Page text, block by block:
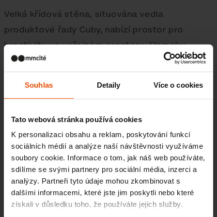
Souhlas Detaily Více o cookies
Tato webová stránka používá cookies
K personalizaci obsahu a reklam, poskytování funkcí
sociálních médií a analýze naší návštěvnosti využíváme
soubory cookie. Informace o tom, jak náš web používáte,
sdílíme se svými partnery pro sociální média, inzerci a
analýzy. Partneři tyto údaje mohou zkombinovat s
dalšími informacemi, které jste jim poskytli nebo které
získali v důsledku toho, že používáte jejich služby.
Velká křídová stěna, situována vedla
produktové řady Cuby, nabízí prostor pro
kreativitu ve veřejném prostoru. Hamaky
a lehátka Rivage povzbuzují k relaxaci
a pozorování okolí. Piknikové sety Rautster
zase osloví skupiny sousedů a přátel.
vybízejí, aby si každý našel v parku místo, ve
kterém se bude cítit dobře. Ať už pod sluncem,
nebo pod vzrostlými stromy.
Obyvatelé této městské části jezdí často na
kolech. Zároveň se v bezprostřední blízkosti